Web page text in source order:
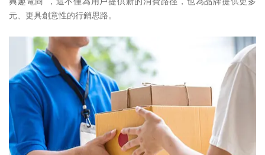
元、更具創意性的行銷思路。